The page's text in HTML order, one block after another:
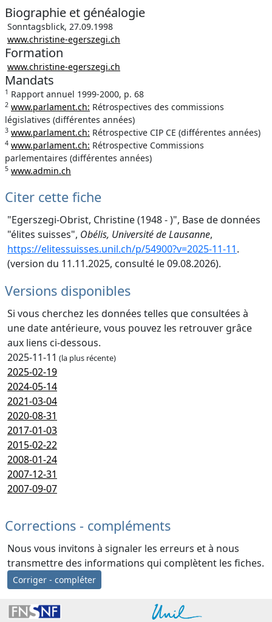
Biographie et généalogie
Sonntagsblick, 27.09.1998
www.christine-egerszegi.ch
Formation
www.christine-egerszegi.ch
Mandats
1 Rapport annuel 1999-2000, p. 68
2 www.parlament.ch: Rétrospectives des commissions
législatives (différentes années)
3 www.parlament.ch: Rétrospective CIP CE (différentes années)
4 www.parlament.ch: Rétrospective Commissions
parlementaires (différentes années)
5 www.admin.ch
Citer cette fiche
"Egerszegi-Obrist, Christine (1948 - )", Base de données
"élites suisses", Obélis, Université de Lausanne,
https://elitessuisses.unil.ch/p/54900?v=2025-11-11.
(version du 11.11.2025, consulté le 09.08.2026).
Versions disponibles
Si vous cherchez les données telles que consultées à
une date antérieure, vous pouvez les retrouver grâce
aux liens ci-dessous.
2025-11-11 (la plus récente)
2025-02-19
2024-05-14
2021-03-04
2020-08-31
2017-01-03
2015-02-22
2008-01-24
2007-12-31
2007-09-07
Corrections - compléments
Nous vous invitons à signaler les erreurs et à nous
transmettre des informations qui complètent les fiches.
Corriger - compléter